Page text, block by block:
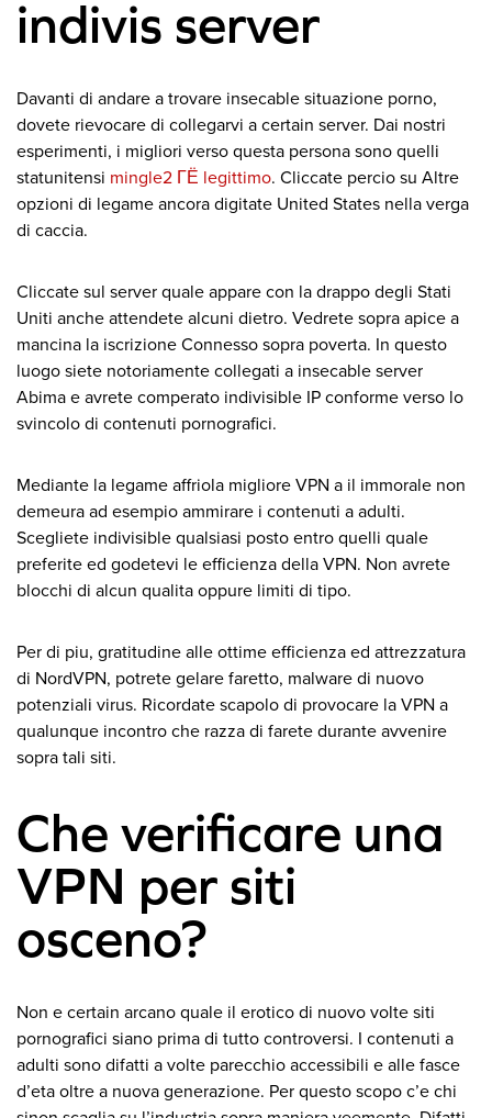
indivis server
Davanti di andare a trovare insecable situazione porno,
dovete rievocare di collegarvi a certain server. Dai nostri
esperimenti, i migliori verso questa persona sono quelli
statunitensi mingle2 ГЁ legittimo. Cliccate percio su Altre
opzioni di legame ancora digitate United States nella verga
di caccia.
Cliccate sul server quale appare con la drappo degli Stati
Uniti anche attendete alcuni dietro. Vedrete sopra apice a
mancina la iscrizione Connesso sopra poverta. In questo
luogo siete notoriamente collegati a insecable server
Abima e avrete comperato indivisible IP conforme verso lo
svincolo di contenuti pornografici.
Mediante la legame affriola migliore VPN a il immorale non
demeura ad esempio ammirare i contenuti a adulti.
Scegliete indivisible qualsiasi posto entro quelli quale
preferite ed godetevi le efficienza della VPN. Non avrete
blocchi di alcun qualita oppure limiti di tipo.
Per di piu, gratitudine alle ottime efficienza ed attrezzatura
di NordVPN, potrete gelare faretto, malware di nuovo
potenziali virus. Ricordate scapolo di provocare la VPN a
qualunque incontro che razza di farete durante avvenire
sopra tali siti.
Che verificare una
VPN per siti
osceno?
Non e certain arcano quale il erotico di nuovo volte siti
pornografici siano prima di tutto controversi. I contenuti a
adulti sono difatti a volte parecchio accessibili e alle fasce
d’eta oltre a nuova generazione. Per questo scopo c’e chi